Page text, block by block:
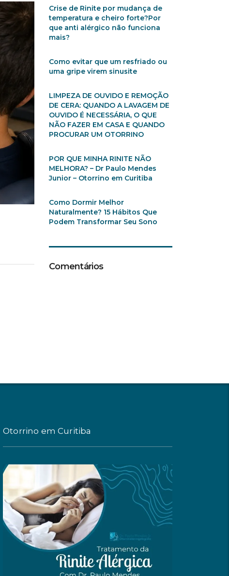
Crise de Rinite por mudança de
temperatura e cheiro forte?Por
que anti alérgico não funciona
mais?
Como evitar que um resfriado ou
uma gripe virem sinusite
LIMPEZA DE OUVIDO E REMOÇÃO
DE CERA: QUANDO A LAVAGEM DE
OUVIDO É NECESSÁRIA, O QUE
NÃO FAZER EM CASA E QUANDO
PROCURAR UM OTORRINO
POR QUE MINHA RINITE NÃO
MELHORA? – Dr Paulo Mendes
Junior – Otorrino em Curitiba
Como Dormir Melhor
Naturalmente? 15 Hábitos Que
Podem Transformar Seu Sono
Comentários
Otorrino em Curitiba